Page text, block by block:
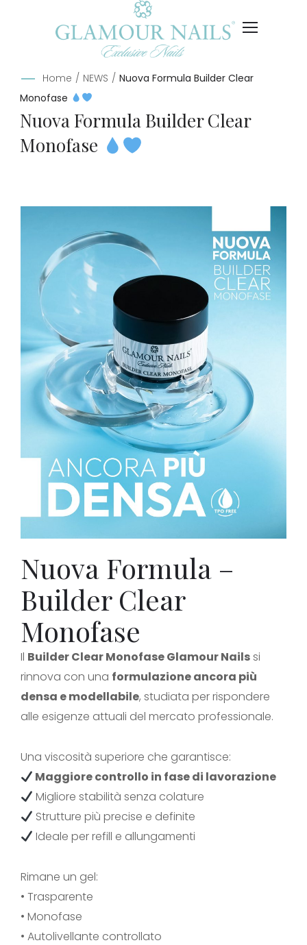
Home / NEWS / Nuova Formula Builder Clear
Monofase
Nuova Formula Builder Clear
Monofase
Nuova Formula –
Builder Clear
Monofase
Il Builder Clear Monofase Glamour Nailssi
rinnova con una formulazione ancora più
densa e modellabile, studiata per rispondere
alle esigenze attuali del mercato professionale.
Una viscosità superiore che garantisce:
Maggiore controllo in fase di lavorazione
Migliore stabilità senza colature
Strutture più precise e definite
Ideale per refill e allungamenti
Rimane un gel:
• Trasparente
• Monofase
• Autolivellante controllato